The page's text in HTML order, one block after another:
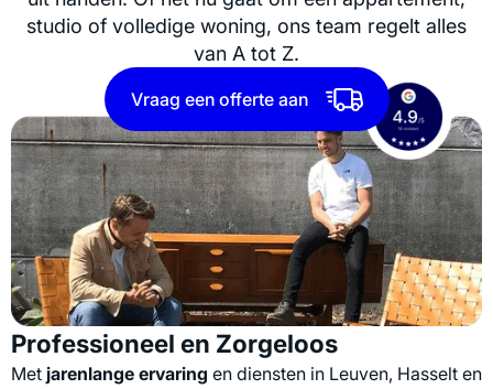
studio of volledige woning, ons team regelt alles
van A tot Z.
Vraag een offerte aan
Professioneel en Zorgeloos
Met jarenlange ervaring en diensten in Leuven, Hasselt en